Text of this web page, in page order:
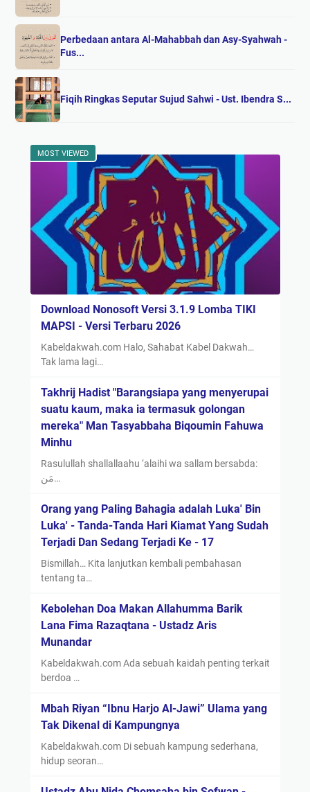
Perbedaan antara Al-Mahabbah dan Asy-Syahwah -
Fus...
Fiqih Ringkas Seputar Sujud Sahwi - Ust. Ibendra S...
MOST VIEWED
Download Nonosoft Versi 3.1.9 Lomba TIKI
MAPSI - Versi Terbaru 2026
Kabeldakwah.com Halo, Sahabat Kabel Dakwah…
Tak lama lagi…
Takhrij Hadist "Barangsiapa yang menyerupai
suatu kaum, maka ia termasuk golongan
mereka" Man Tasyabbaha Biqoumin Fahuwa
Minhu
Rasulullah shallallaahu ‘alaihi wa sallam bersabda:
مَن…
Orang yang Paling Bahagia adalah Luka' Bin
Luka' - Tanda-Tanda Hari Kiamat Yang Sudah
Terjadi Dan Sedang Terjadi Ke - 17
Bismillah… Kita lanjutkan kembali pembahasan
tentang ta…
Kebolehan Doa Makan Allahumma Barik
Lana Fima Razaqtana - Ustadz Aris
Munandar
Kabeldakwah.com Ada sebuah kaidah penting terkait
berdoa …
Mbah Riyan “Ibnu Harjo Al-Jawi” Ulama yang
Tak Dikenal di Kampungnya
Kabeldakwah.com Di sebuah kampung sederhana,
hidup seoran…